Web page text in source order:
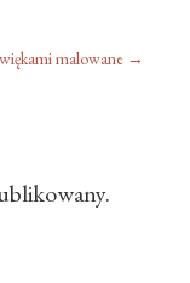
malowane →